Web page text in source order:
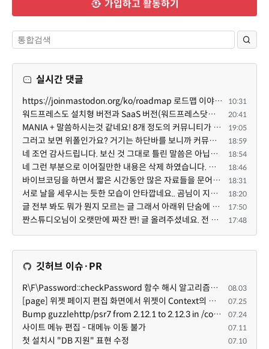
가입하고 활동하기
실시간 댓글
https://joinmastodon.org/ko/roadmap 로드맵 이야기가 나온김에 적자면 공홈에 대략적인 로드맵이 공개되어... 10:31
워드프레스도 설치형 버전과 SaaS 버전(워드프레스닷컴)은 다른 점이 많습니다. SaaS로 제공한다면 GPL 라이... 20:41
MANIA + 말씀하시는것 같네요! 8개 정도의 커뮤니티가 저 MANIA+ 기반으로 구축된거로 알고 있습니다. SaaS ... 19:05
그러고 보면 위폴인가요? 거기는 하단바를 보니까 커뮤니티 빌딩 SaaS 솔루션을 사용하고 있는거 같더라고요... 18:59
네 조언 감사드립니다. 보신 것 그대로 틀린 말씀은 아닙니다. 다만, 배포한 것에 대해 흥미가 떨어져서 뒷... 18:54
네 그런 부분으로 이어질만한 내용은 삭제 하였습니다. 불편을 드려 죄송합니다. 저희는 비즈니스 완성할 수... 18:46
바이브코딩을 하면서 짧은 시간동안 많은 자료들을 문어발식 확장하면서 이미 배포한것에대한 흥미가 떨어지... 18:31
서로 날을 세우시는 듯한 모습이 안타깝네요.. 곰님이 지금까지 이끌어주셨던것처럼 안정적인 코어도 필요하... 18:20
글 전부 봐도 뭐가 뭔지 모르는 글 그래서 아래위 단숨에 쭈욱 훝어만 보고 말았지만 참 대단한 정성이예요.... 17:50
짠스튜디오님이 오랫만에 짜잔 짠! 글 올려주셨네요. 전 봐도 잘 모르는 내용이지만 그래도 응원드려요. 17:48
깃허브 이슈·PR
R\F\Password::checkPassword 함수 해시 알고리즘을 암시적으로 호출하는 경우 Argon2id 해시 비교 실패 08.03
[page] 위젯 페이지 편집 화면에서 위젯이 Context의 module_info를 덮어쓰면 저장이 ERR_ACT_IS_NOT_STANDALONE으로 실패 07.25
Bump guzzlehttp/psr7 from 2.12.1 to 2.12.3 in /common 07.24
사이트 메뉴 편집 - 대메뉴 이동 불가 07.11
첫 설치시 "DB 지원" 표현 수정 07.10